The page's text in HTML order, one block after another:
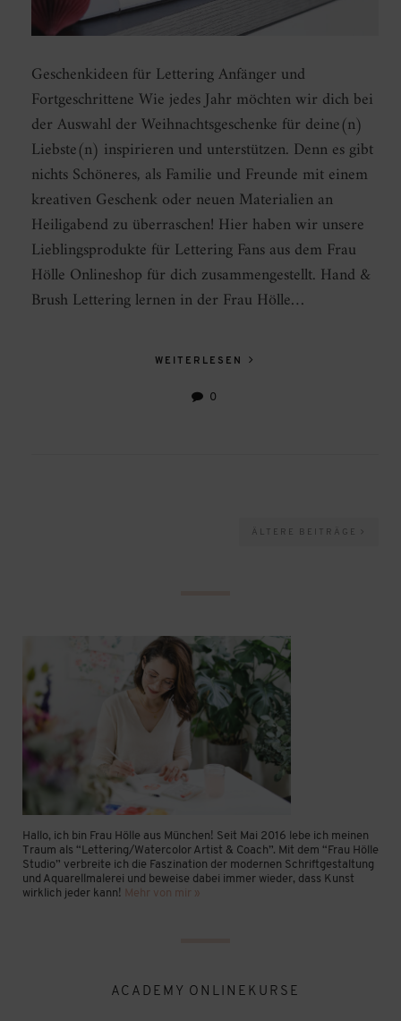
Geschenkideen für Lettering Anfänger und
Fortgeschrittene Wie jedes Jahr möchten wir dich bei
der Auswahl der Weihnachtsgeschenke für deine(n)
Liebste(n) inspirieren und unterstützen. Denn es gibt
nichts Schöneres, als Familie und Freunde mit einem
kreativen Geschenk oder neuen Materialien an
Heiligabend zu überraschen! Hier haben wir unsere
Lieblingsprodukte für Lettering Fans aus dem Frau
Hölle Onlineshop für dich zusammengestellt. Hand &
Brush Lettering lernen in der Frau Hölle…
WEITERLESEN
0
ÄLTERE BEITRÄGE
Hallo, ich bin Frau Hölle aus München! Seit Mai 2016 lebe ich meinen
Traum als “Lettering/Watercolor Artist & Coach”. Mit dem “Frau Hölle
Studio” verbreite ich die Faszination der modernen Schriftgestaltung
und Aquarellmalerei und beweise dabei immer wieder, dass Kunst
wirklich jeder kann! Mehr von mir »
ACADEMY ONLINEKURSE